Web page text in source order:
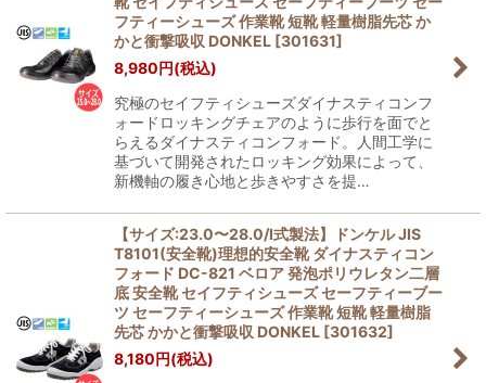
フティーシューズ 作業靴 短靴 軽量樹脂先芯 か
かと衝撃吸収 DONKEL [301631]
8,980円(税込)
究極のセイフティシューズダイナスティコンフ
ォードロッキングチェアのように歩行を面でと
らえるダイナスティコンフォード。人間工学に
基づいて開発されたロッキング効果によって、
新機軸の履き心地と歩きやすさを提…
【サイズ:23.0〜28.0/I式製法】ドンケル JIS
T8101(安全靴)理想的安全靴 ダイナスティコン
フォード DC-821 ベロア 発泡ポリウレタン二層
底 安全靴 セイフティシューズ セーフティーブー
ツ セーフティーシューズ 作業靴 短靴 軽量樹脂
先芯 かかと衝撃吸収 DONKEL [301632]
8,180円(税込)